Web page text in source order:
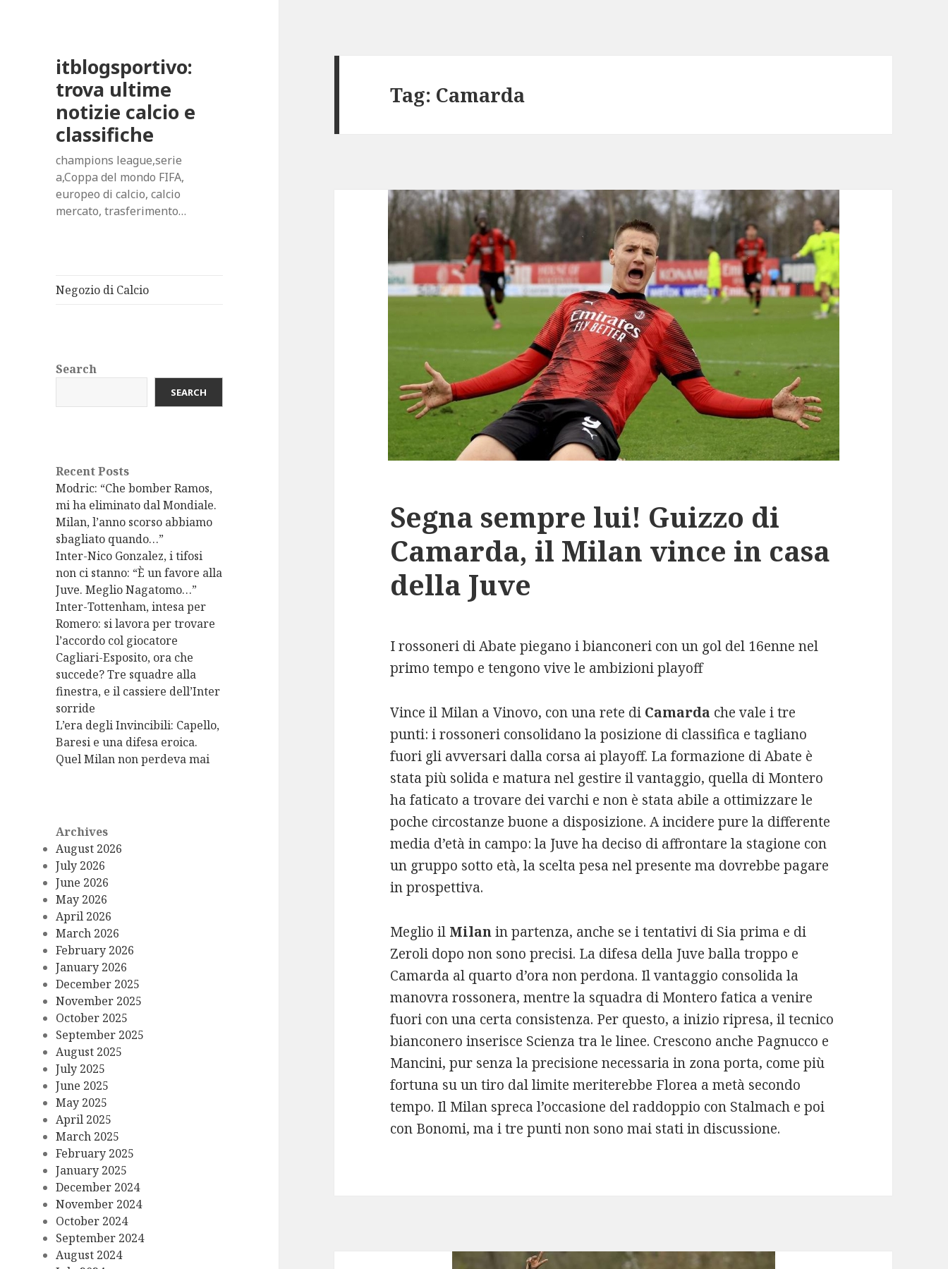
itblogsportivo:
trova ultime
notizie calcio e
classifiche
champions league,serie
a,Coppa del mondo FIFA,
europeo di calcio, calcio
mercato, trasferimento…
Negozio di Calcio
Search
SEARCH
Recent Posts
Modric: “Che bomber Ramos,
mi ha eliminato dal Mondiale.
Milan, l’anno scorso abbiamo
sbagliato quando…”
Inter-Nico Gonzalez, i tifosi
non ci stanno: “È un favore alla
Juve. Meglio Nagatomo…”
Inter-Tottenham, intesa per
Romero: si lavora per trovare
l’accordo col giocatore
Cagliari-Esposito, ora che
succede? Tre squadre alla
finestra, e il cassiere dell’Inter
sorride
L’era degli Invincibili: Capello,
Baresi e una difesa eroica.
Quel Milan non perdeva mai
Archives
August 2026
July 2026
June 2026
May 2026
April 2026
March 2026
February 2026
January 2026
December 2025
November 2025
October 2025
September 2025
August 2025
July 2025
June 2025
May 2025
April 2025
March 2025
February 2025
January 2025
December 2024
November 2024
October 2024
September 2024
August 2024
Tag: Camarda
Segna sempre lui! Guizzo di
Camarda, il Milan vince in casa
della Juve
I rossoneri di Abate piegano i bianconeri con un gol del 16enne nel
primo tempo e tengono vive le ambizioni playoff
Vince il Milan a Vinovo, con una rete di Camarda che vale i tre
punti: i rossoneri consolidano la posizione di classifica e tagliano
fuori gli avversari dalla corsa ai playoff. La formazione di Abate è
stata più solida e matura nel gestire il vantaggio, quella di Montero
ha faticato a trovare dei varchi e non è stata abile a ottimizzare le
poche circostanze buone a disposizione. A incidere pure la differente
media d’età in campo: la Juve ha deciso di affrontare la stagione con
un gruppo sotto età, la scelta pesa nel presente ma dovrebbe pagare
in prospettiva.
Meglio il Milanin partenza, anche se i tentativi di Sia prima e di
Zeroli dopo non sono precisi. La difesa della Juve balla troppo e
Camarda al quarto d’ora non perdona. Il vantaggio consolida la
manovra rossonera, mentre la squadra di Montero fatica a venire
fuori con una certa consistenza. Per questo, a inizio ripresa, il tecnico
bianconero inserisce Scienza tra le linee. Crescono anche Pagnucco e
Mancini, pur senza la precisione necessaria in zona porta, come più
fortuna su un tiro dal limite meriterebbe Florea a metà secondo
tempo. Il Milan spreca l’occasione del raddoppio con Stalmach e poi
con Bonomi, ma i tre punti non sono mai stati in discussione.